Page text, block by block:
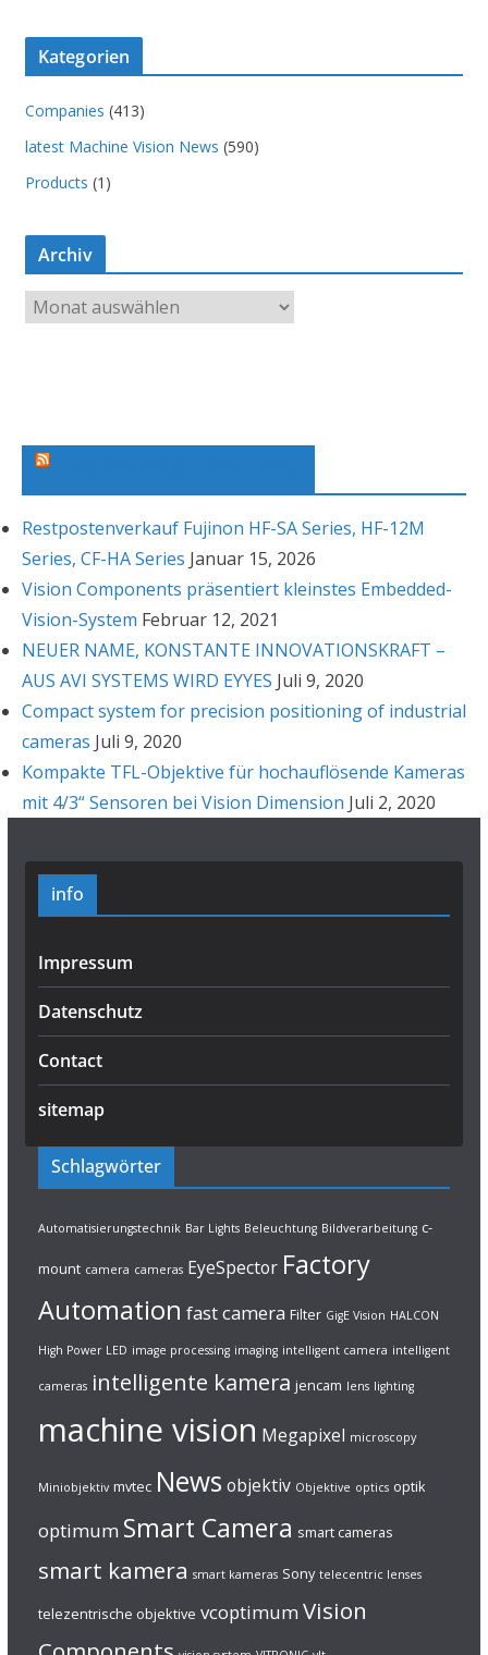
Kategorien
Companies (413)
latest Machine Vision News (590)
Products (1)
Archiv
r
Restpostenverkauf Fujinon HF-SA Series, HF-12M
Series, CF-HA Series Januar 15, 2026
Vision Components präsentiert kleinstes Embedded-
Vision-System Februar 12, 2021
NEUER NAME, KONSTANTE INNOVATIONSKRAFT –
AUS AVI SYSTEMS WIRD EYYES Juli 9, 2020
Compact system for precision positioning of industrial
cameras Juli 9, 2020
Kompakte TFL-Objektive für hochauflösende Kameras
mit 4/3“ Sensoren bei Vision Dimension Juli 2, 2020
info
Impressum
Datenschutz
Contact
sitemap
Schlagwörter
Automatisierungstechnik Bar Lights Beleuchtung Bildverarbeitung c-
mount camera cameras EyeSpector Factory
Automation fast camera Filter GigE Vision HALCON
High Power LED image processing imaging intelligent camera intelligent
cameras intelligente kamera jencam lens lighting
machine vision Megapixel microscopy
Miniobjektiv mvtec News objektiv Objektive optics optik
optimum Smart Camera smart cameras
smart kamera smart kameras Sony telecentric lenses
telezentrische objektive vcoptimum Vision